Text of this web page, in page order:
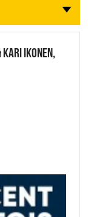
KARI IKONEN,